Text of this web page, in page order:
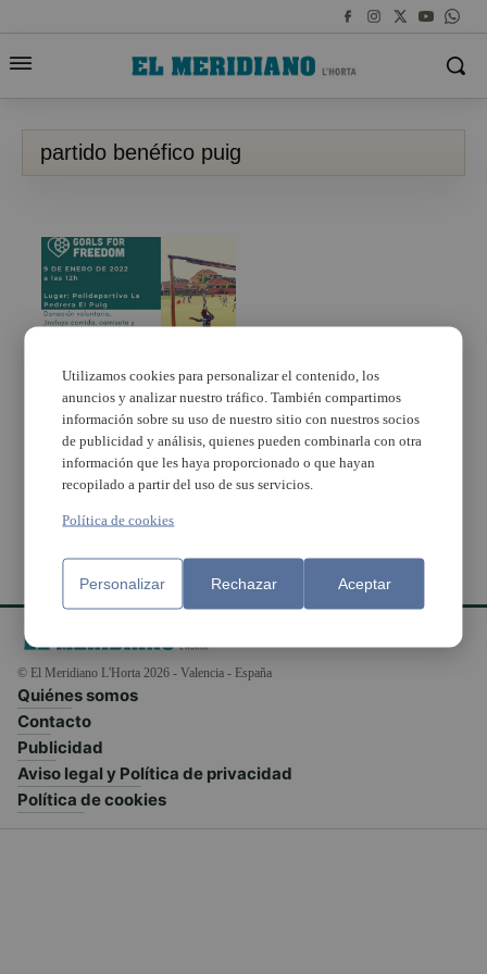
partido benéfico puig
El ayuntamiento del
Puig y la ONG “Goals
for freedom” se unen
por una causa solidaria
© El Meridiano L'Horta 2026 - Valencia - España
Quiénes somos
Contacto
Publicidad
Aviso legal y Política de privacidad
Política de cookies
Utilizamos cookies para personalizar el contenido, los
anuncios y analizar nuestro tráfico. También compartimos
información sobre su uso de nuestro sitio con nuestros socios
de publicidad y análisis, quienes pueden combinarla con otra
información que les haya proporcionado o que hayan
recopilado a partir del uso de sus servicios.
Política de cookies
Personalizar Rechazar Aceptar